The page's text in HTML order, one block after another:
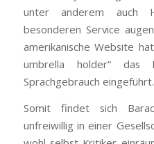
unter anderem auch
besonderen Service
amerikanische Website
umbrella holder“ das
Sprachgebrauch eingeführt.
Somit findet sich
unfreiwillig in einer